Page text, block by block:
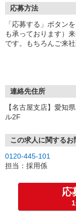
応募方法
「応募する」ボタン
も承っております）
です。もちろんご来
連絡先住所
【名古屋支店】愛知
ル2F
この求人に関するお
0120-445-101
担当：採用係
応